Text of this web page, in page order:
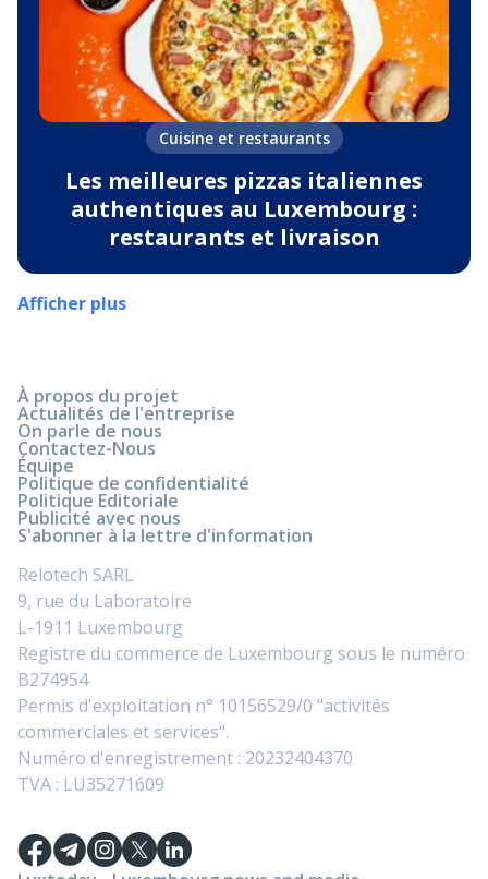
Cuisine et restaurants
Les meilleures pizzas italiennes
authentiques au Luxembourg :
restaurants et livraison
Afficher plus
À propos du projet
Actualités de l'entreprise
On parle de nous
Contactez-Nous
Équipe
Politique de confidentialité
Politique Editoriale
Publicité avec nous
S'abonner à la lettre d'information
Relotech SARL
9, rue du Laboratoire
L-1911 Luxembourg
Registre du commerce de Luxembourg sous le numéro
B274954
Permis d'exploitation n° 10156529/0 "activités
commerciales et services".
Numéro d'enregistrement : 20232404370
TVA : LU35271609